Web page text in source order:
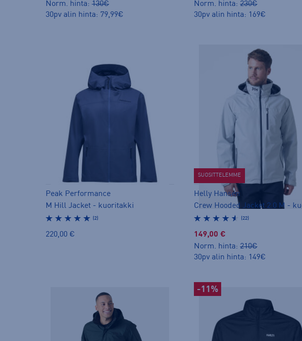
Norm. hinta: 130€
30pv alin hinta: 79,99€
Norm. hinta: 230€
30pv alin hinta: 169€
Peak Performance
M Hill Jacket - kuoritakki
(2)
220,00 €
SUOSITTELEMME
Helly Hansen
(22)
149,00 €
Norm. hinta: 210€
30pv alin hinta: 149€
-11%